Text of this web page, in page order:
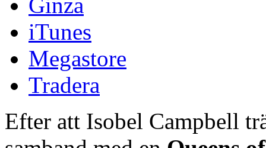
Ginza
iTunes
Megastore
Tradera
Efter att Isobel Campbell